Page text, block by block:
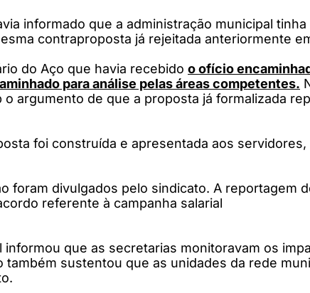
informado que a administração municipal
contraproposta já rejeitada anteriormente
do Aço que havia recebido o ofício
para análise pelas áreas competentes.
argumento de que a proposta já formalizada
foi construída e apresentada aos
foram divulgados pelo sindicato. A reportagem
referente à campanha salarial
que as secretarias monitoravam os
sustentou que as unidades da rede